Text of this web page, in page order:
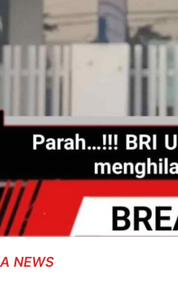
NEWS
Pilkada
2023-